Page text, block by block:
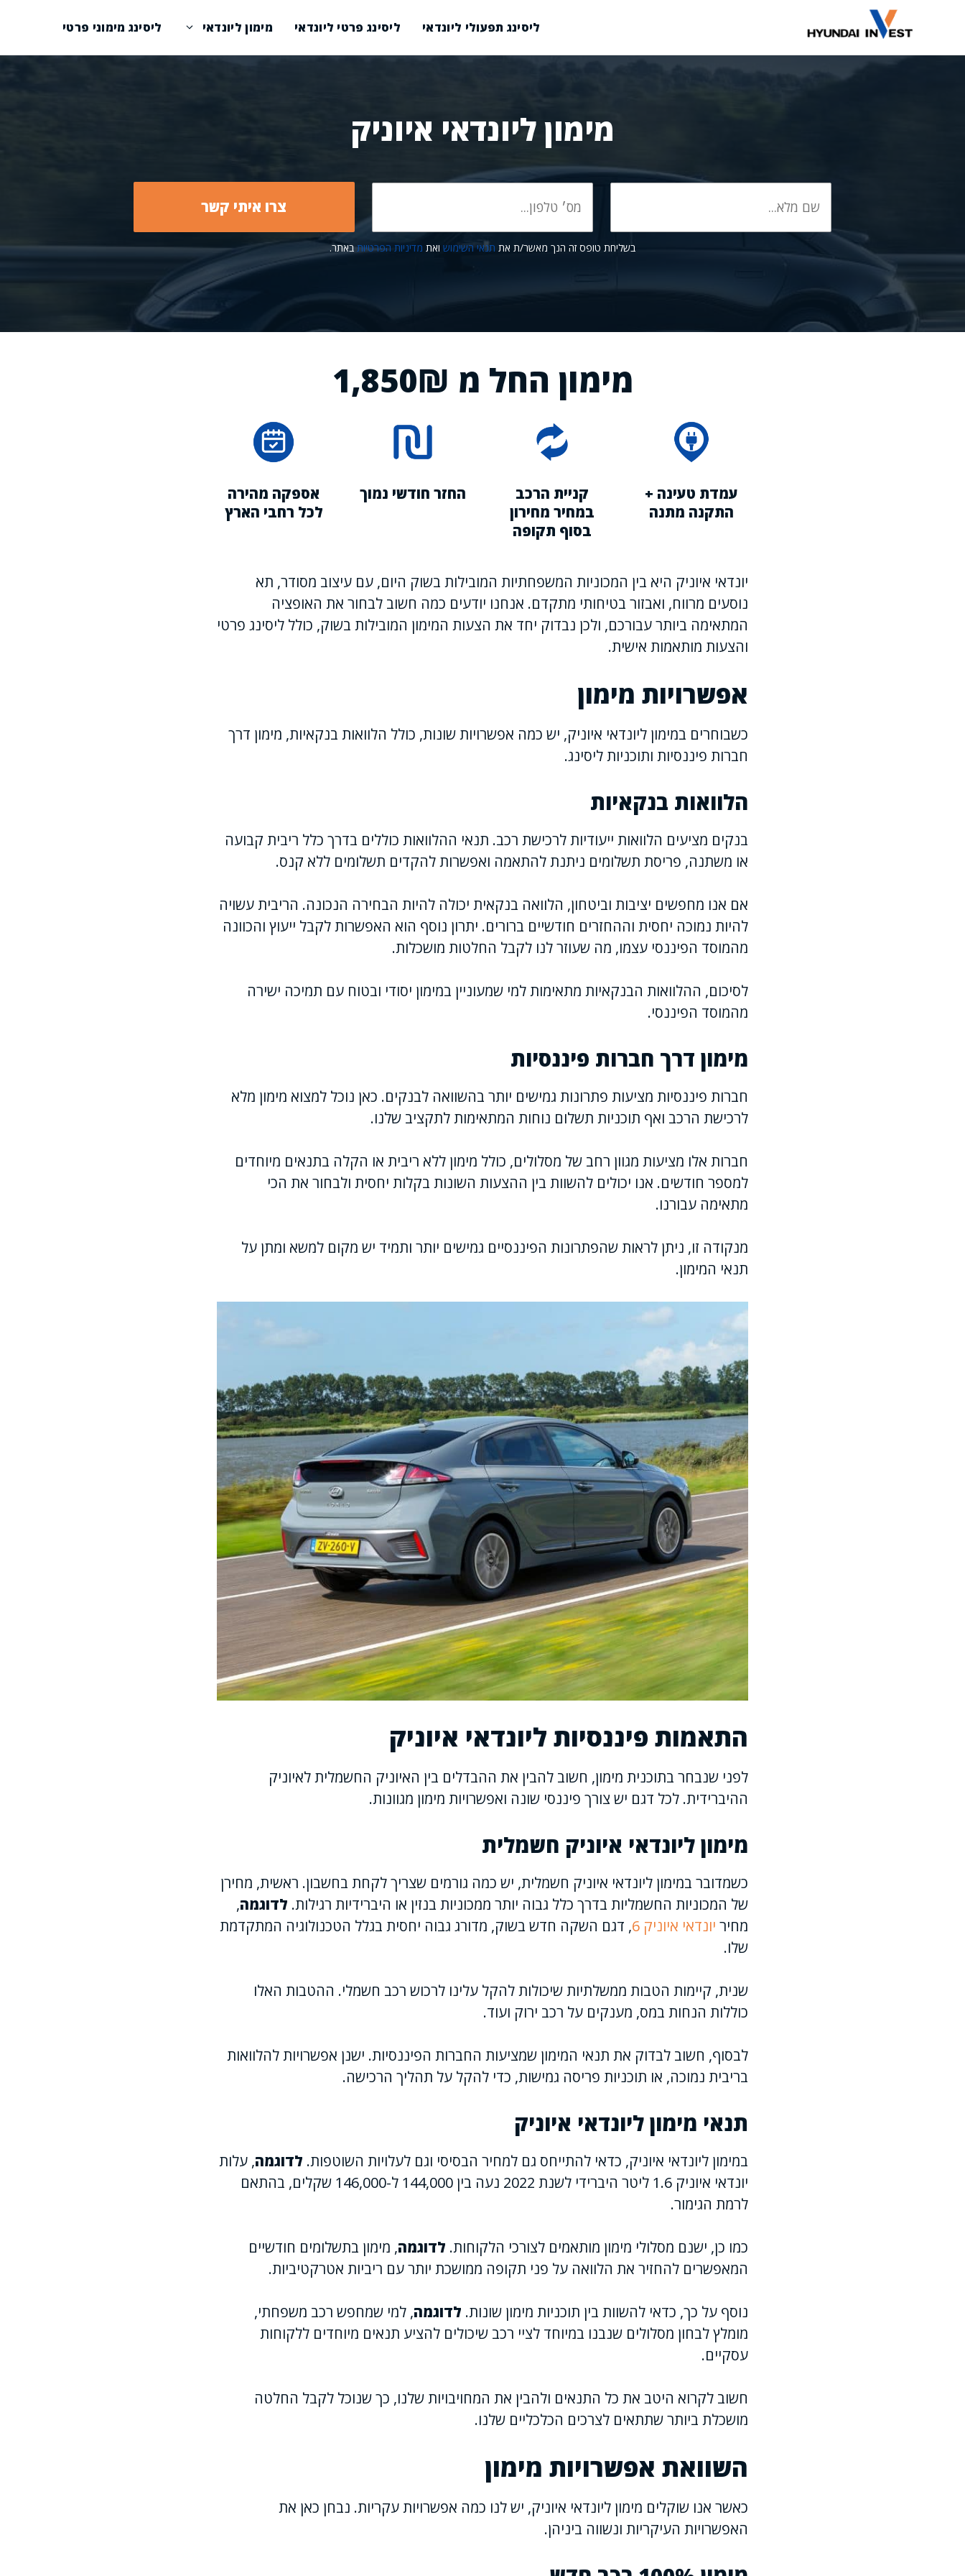
ליסינג תפעולי ליונדאי ליסינג פרטי ליונדאי מימון ליונדאי ליסינג מימוני פרטי
מימון ליונדאי איוניק
בשליחת טופס זה הנך מאשר/ת את תנאי השימוש ואת מדיניות הפרטיותבאתר.
מימון החל מ 1,850₪
עמדת טעינה +
התקנה מתנה
קניית הרכב
במחיר מחירון
בסוף תקופה
החזר חודשי נמוך
אספקה מהירה
לכל רחבי הארץ
יונדאי איוניק היא בין המכוניות המשפחתיות המובילות בשוק היום, עם עיצוב מסודר, תא
נוסעים מרווח, ואבזור בטיחותי מתקדם. אנחנו יודעים כמה חשוב לבחור את האופציה
המתאימה ביותר עבורכם, ולכן נבדוק יחד את הצעות המימון המובילות בשוק, כולל ליסינג פרטי
והצעות מותאמות אישית.
אפשרויות מימון
כשבוחרים במימון ליונדאי איוניק, יש כמה אפשרויות שונות, כולל הלוואות בנקאיות, מימון דרך
חברות פיננסיות ותוכניות ליסינג.
הלוואות בנקאיות
בנקים מציעים הלוואות ייעודיות לרכישת רכב. תנאי ההלוואות כוללים בדרך כלל ריבית קבועה
או משתנה, פריסת תשלומים ניתנת להתאמה ואפשרות להקדים תשלומים ללא קנס.
אם אנו מחפשים יציבות וביטחון, הלוואה בנקאית יכולה להיות הבחירה הנכונה. הריבית עשויה
להיות נמוכה יחסית וההחזרים חודשיים ברורים. יתרון נוסף הוא האפשרות לקבל ייעוץ והכוונה
מהמוסד הפיננסי עצמו, מה שעוזר לנו לקבל החלטות מושכלות.
לסיכום, ההלוואות הבנקאיות מתאימות למי שמעוניין במימון יסודי ובטוח עם תמיכה ישירה
מהמוסד הפיננסי.
מימון דרך חברות פיננסיות
חברות פיננסיות מציעות פתרונות גמישים יותר בהשוואה לבנקים. כאן נוכל למצוא מימון מלא
לרכישת הרכב ואף תוכניות תשלום נוחות המתאימות לתקציב שלנו.
חברות אלו מציעות מגוון רחב של מסלולים, כולל מימון ללא ריבית או הקלה בתנאים מיוחדים
למספר חודשים. אנו יכולים להשוות בין ההצעות השונות בקלות יחסית ולבחור את הכי
מתאימה עבורנו.
מנקודה זו, ניתן לראות שהפתרונות הפיננסיים גמישים יותר ותמיד יש מקום למשא ומתן על
תנאי המימון.
התאמות פיננסיות ליונדאי איוניק
לפני שנבחר בתוכנית מימון, חשוב להבין את ההבדלים בין האיוניק החשמלית לאיוניק
ההיברידית. לכל דגם יש צורך פיננסי שונה ואפשרויות מימון מגוונות.
מימון ליונדאי איוניק חשמלית
כשמדובר במימון ליונדאי איוניק חשמלית, יש כמה גורמים שצריך לקחת בחשבון. ראשית, מחירן
של המכוניות החשמליות בדרך כלל גבוה יותר ממכוניות בנזין או היברידיות רגילות. לדוגמה,
מחיר יונדאי איוניק 6
, דגם השקה חדש בשוק, מדורג גבוה יחסית בגלל הטכנולוגיה המתקדמת
שלו.
שנית, קיימות הטבות ממשלתיות שיכולות להקל עלינו לרכוש רכב חשמלי. ההטבות האלו
כוללות הנחות במס, מענקים על רכב ירוק ועוד.
לבסוף, חשוב לבדוק את תנאי המימון שמציעות החברות הפיננסיות. ישנן אפשרויות להלוואות
בריבית נמוכה, או תוכניות פריסה גמישות, כדי להקל על תהליך הרכישה.
תנאי מימון ליונדאי איוניק
במימון ליונדאי איוניק, כדאי להתייחס גם למחיר הבסיסי וגם לעלויות השוטפות. לדוגמה, עלות
יונדאי איוניק 1.6 ליטר היברידי לשנת 2022 נעה בין 144,000 ל-146,000 שקלים, בהתאם
לרמת הגימור.
כמו כן, ישנם מסלולי מימון מותאמים לצורכי הלקוחות. לדוגמה, מימון בתשלומים חודשיים
המאפשרים להחזיר את הלוואה על פני תקופה ממושכת יותר עם ריביות אטרקטיביות.
נוסף על כך, כדאי להשוות בין תוכניות מימון שונות. לדוגמה, למי שמחפש רכב משפחתי,
מומלץ לבחון מסלולים שנבנו במיוחד לציי רכב שיכולים להציע תנאים מיוחדים ללקוחות
עסקיים.
חשוב לקרוא היטב את כל התנאים ולהבין את המחויבויות שלנו, כך שנוכל לקבל החלטה
מושכלת ביותר שתתאים לצרכים הכלכליים שלנו.
השוואת אפשרויות מימון
כאשר אנו שוקלים מימון ליונדאי איוניק, יש לנו כמה אפשרויות עקריות. נבחן כאן את
האפשרויות העיקריות ונשווה ביניהן.